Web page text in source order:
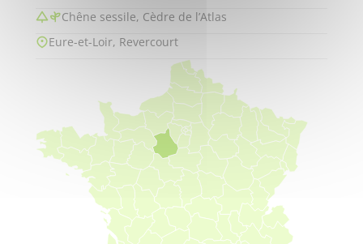
Chêne sessile, Cèdre de l’Atlas
Eure-et-Loir, Revercourt